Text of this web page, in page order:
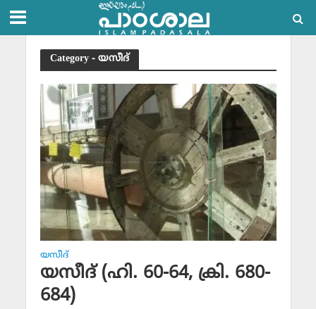
Category - യസീദ്‌
യസീദ്‌
യസീദ് (ഹി. 60-64, ക്രി. 680-
684)